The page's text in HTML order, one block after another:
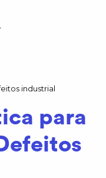
industrial
para